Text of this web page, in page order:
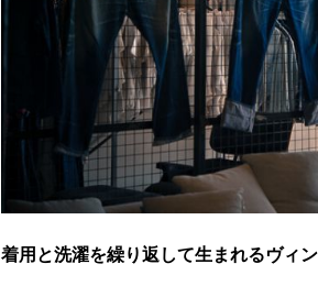
着用と洗濯を繰り返して生まれるヴィ